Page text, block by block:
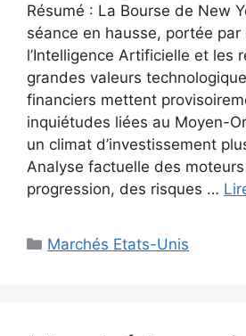
Résumé : La Bourse de New
séance en hausse, portée par
l’Intelligence Artificielle et les
grandes valeurs
financiers mettent
inquiétudes liées au Moyen-
un climat d’investissement
Analyse factuelle des
progression, des risques …
Catégories
Marchés Etats-Unis